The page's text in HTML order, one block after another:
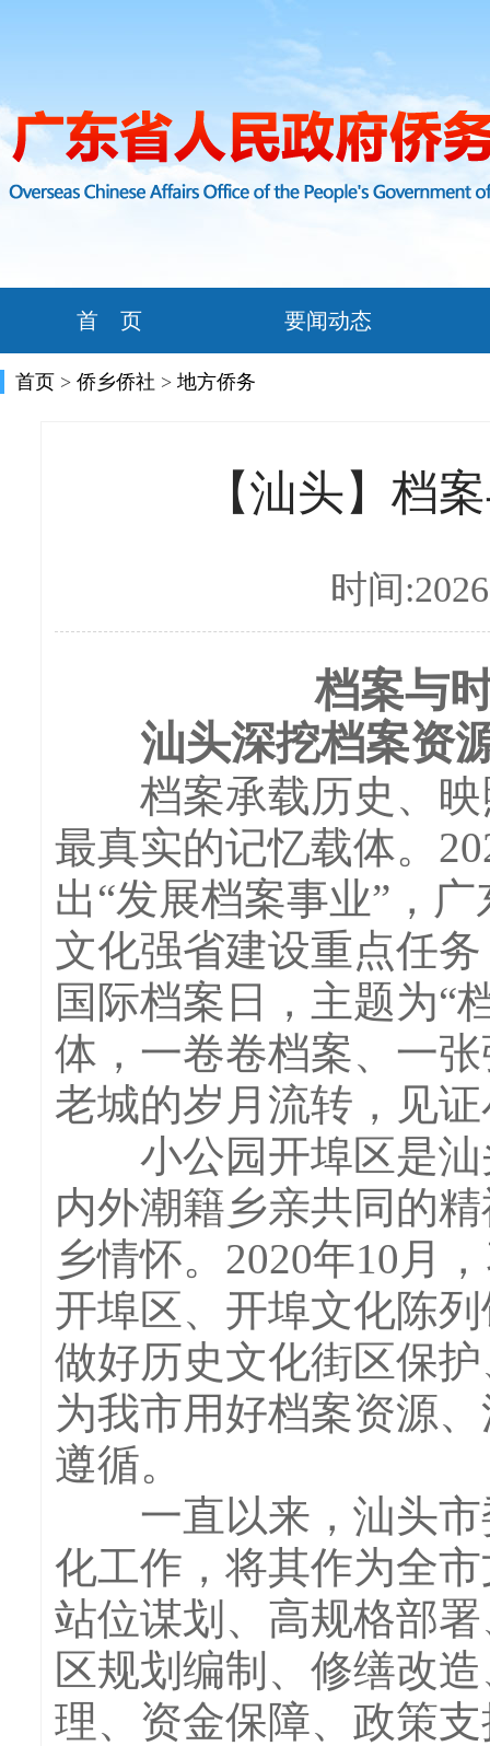
首 页 要闻动态
首页 > 侨乡侨社 > 地方侨务
【汕头】档
时间
档案与
汕头深挖档案资
档案承载历史、映
最真实的记忆载体。
出“发展档案事业”，
文化强省建设重点任
国际档案日，主题为“
体，一卷卷档案、一
老城的岁月流转，见
小公园开埠区是汕
内外潮籍乡亲共同的
乡情怀。2020年10月
开埠区、开埠文化陈
做好历史文化街区保
为我市用好档案资源
遵循。
一直以来，汕头市
化工作，将其作为全
站位谋划、高规格部
区规划编制、修缮改
理、资金保障、政策